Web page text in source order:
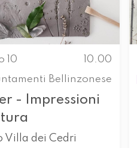
10
10.00
Bellinzonese
- Impressioni
Villa dei Cedri